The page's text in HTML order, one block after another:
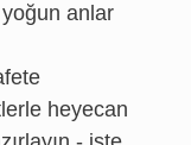
anlar
heyecan